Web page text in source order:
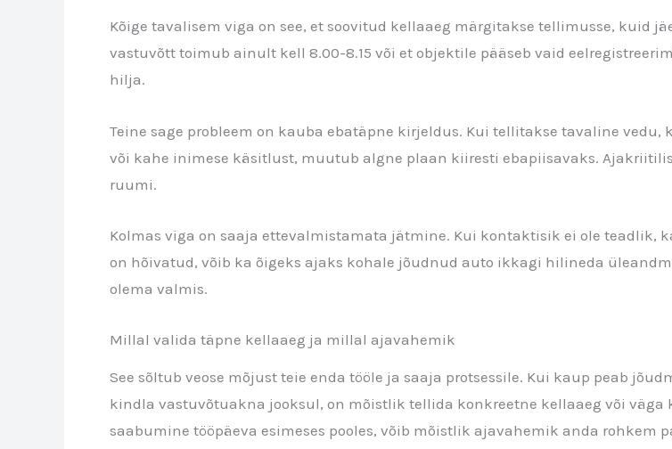
Kõige tavalisem viga on see, et soovitud kellaaeg märgitakse tellimusse, kuid
vastuvõtt toimub ainult kell 8.00-8.15 või et objektile pääseb vaid
hilja.
Teine sage probleem on kauba ebatäpne kirjeldus. Kui tellitakse tavaline
või kahe inimese käsitlust, muutub algne plaan kiiresti ebapiisavaks.
ruumi.
Kolmas viga on saaja ettevalmistamata jätmine. Kui kontaktisik ei ole
on hõivatud, võib ka õigeks ajaks kohale jõudnud auto ikkagi hilineda
olema valmis.
Millal valida täpne kellaaeg ja millal ajavahemik
See sõltub veose mõjust teie enda tööle ja saaja protsessile. Kui kaup peab
kindla vastuvõtuakna jooksul, on mõistlik tellida konkreetne kellaaeg või
saabumine tööpäeva esimeses pooles, võib mõistlik ajavahemik anda